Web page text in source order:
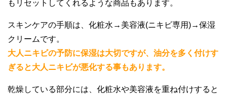
もリセットしてくれるような商品もあります。
スキンケアの手順は、化粧水→美容液(ニキビ専用)→保湿
クリームです。
大人ニキビの予防に保湿は大切ですが、油分を多く付けす
ぎると大人ニキビが悪化する事もあります。
乾燥している部分には、化粧水や美容液を重ね付けすると